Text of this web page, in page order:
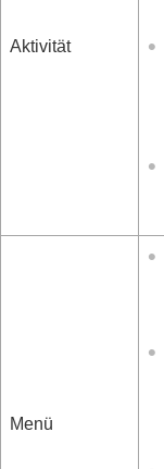
Aktivität
Menü